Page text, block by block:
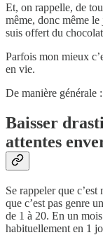
Et, on rappelle, de
même, donc même
suis offert du
Parfois mon mieux
en vie.
De manière générale :
Baisser
attentes
Se rappeler que
que c’est pas genre
de 1 à 20. En un
habituellement en 1